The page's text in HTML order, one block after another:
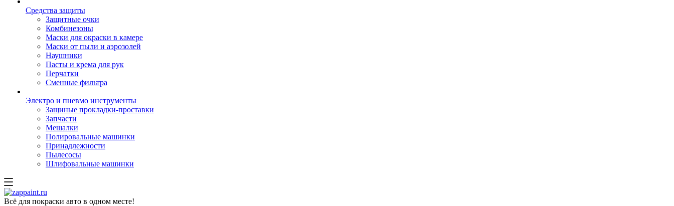
Средства защиты
Защитные очки
Комбинезоны
Маски для окраски в камере
Маски от пыли и аэрозолей
Наушники
Пасты и крема для рук
Перчатки
Сменные фильтра
Электро и пневмо инструменты
Защиные прокладки-проставки
Запчасти
Мешалки
Полировальные машинки
Принадлежности
Пылесосы
Шлифовальные машинки
Всё для покраски авто в одном месте!